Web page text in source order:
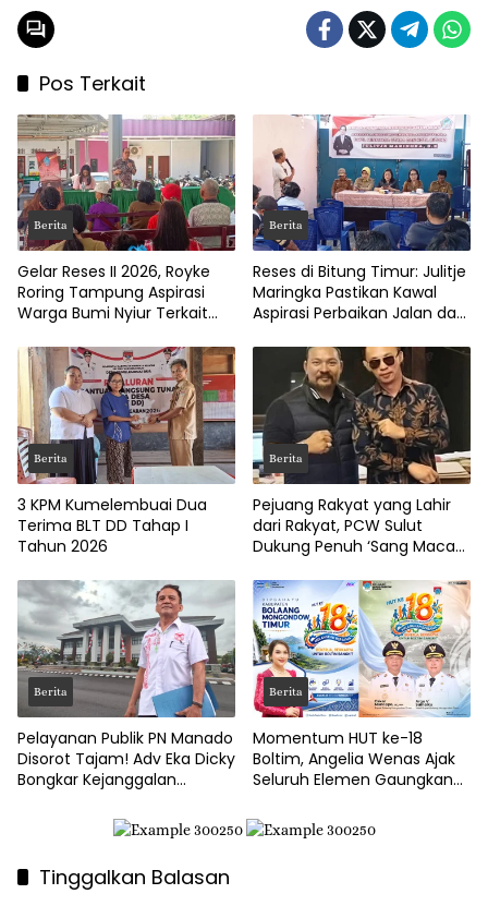
Pos Terkait
Berita
Gelar Reses II 2026, Royke
Roring Tampung Aspirasi
Warga Bumi Nyiur Terkait
Berita
Reses di Bitung Timur: Julitje
Maringka Pastikan Kawal
Aspirasi Perbaikan Jalan dan
Berita
3 KPM Kumelembuai Dua
Terima BLT DD Tahap I
Tahun 2026
Berita
Pejuang Rakyat yang Lahir
dari Rakyat, PCW Sulut
Dukung Penuh ‘Sang Macan
Berita
Pelayanan Publik PN Manado
Disorot Tajam! Adv Eka Dicky
Bongkar Kejanggalan
Berita
Momentum HUT ke-18
Boltim, Angelia Wenas Ajak
Seluruh Elemen Gaungkan
Tinggalkan Balasan